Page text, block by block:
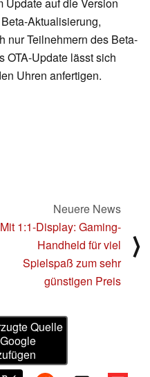
Aktualisierung,
nur Teilnehmern des Beta-
OTA-Update lässt sich
Uhren anfertigen.
Neuere News
Mit 1:1-Display: Gaming-
Handheld für viel
Spielspaß zum sehr
günstigen Preis
⟩
Quelle